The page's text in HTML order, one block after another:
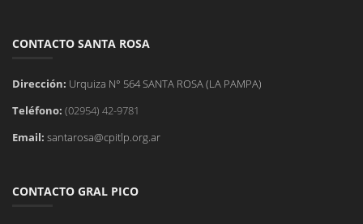
CONTACTO SANTA ROSA
Dirección: Urquiza N° 564 SANTA ROSA (LA PAMPA)
Teléfono: (02954) 42-9781
Email: santarosa@cpitlp.org.ar
CONTACTO GRAL PICO